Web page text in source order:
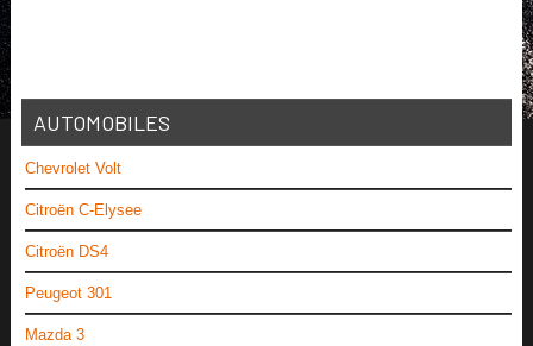
AUTOMOBILES
Chevrolet Volt
Citroën C-Elysee
Citroën DS4
Peugeot 301
Mazda 3